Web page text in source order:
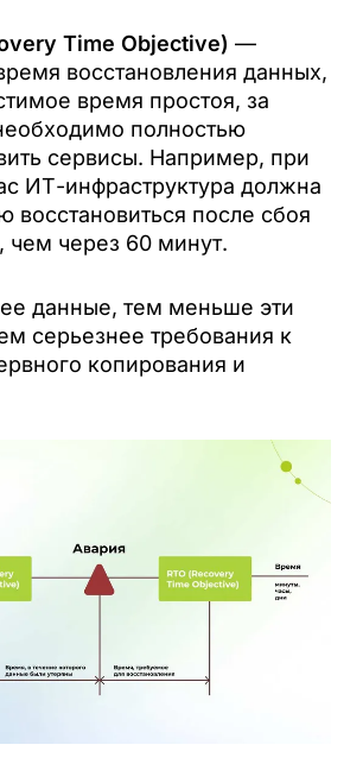
Time Objective) —
восстановления данных,
время простоя, за
полностью
сервисы. Например, при
ИТ-инфраструктура должна
восстановиться после сбоя
чем через 60 минут.
данные, тем меньше эти
серьезнее требования к
копирования и